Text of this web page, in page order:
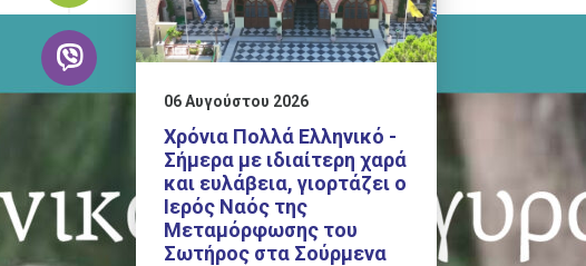
06 Αυγούστου 2026
Χρόνια Πολλά Ελληνικό -
Σήμερα με ιδιαίτερη χαρά
και ευλάβεια, γιορτάζει ο
Ιερός Ναός της
Μεταμόρφωσης του
Σωτήρος στα Σούρμενα